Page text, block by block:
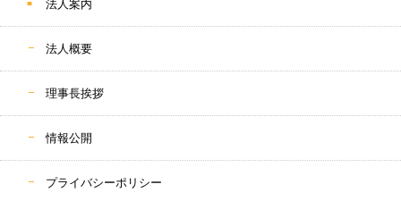
法人案内
法人概要
理事長挨拶
情報公開
プライバシーポリシー